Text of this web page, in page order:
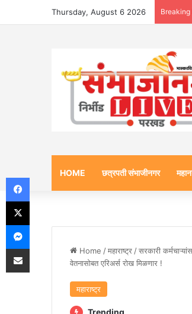
Thursday, August 6 2026
HOME छत्रपती संभाजीनगर
Home /महाराष्ट्र /सरकारी
वेतनासोबत एरिअर्स रोख मिळणार !
महाराष्ट्र
Trending
Facebook
X
Messenger
Share via Email